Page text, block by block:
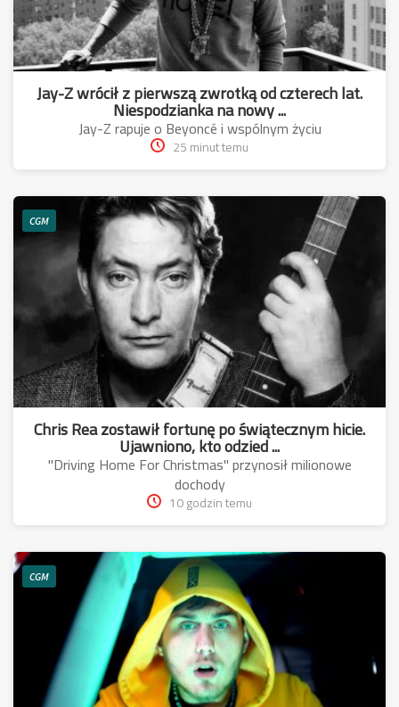
Jay-Z wrócił z pierwszą zwrotką od czterech lat.
Niespodzianka na nowy ...
Jay-Z rapuje o Beyoncé i wspólnym życiu
25 minut temu
CGM
Chris Rea zostawił fortunę po świątecznym hicie.
Ujawniono, kto odzied ...
"Driving Home For Christmas" przynosił milionowe
dochody
10 godzin temu
CGM